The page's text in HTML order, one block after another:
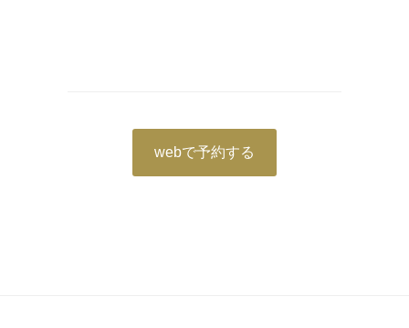
webで予約する